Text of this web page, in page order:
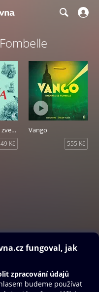
Alma I - Vítr se zvedá
Kč
Vango
555 Kč